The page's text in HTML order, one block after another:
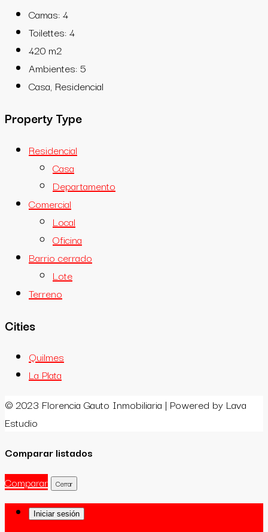
Camas:4
Toilettes:4
420 m2
Ambientes:5
Casa, Residencial
Property Type
Residencial
Casa
Departamento
Comercial
Local
Oficina
Barrio cerrado
Lote
Terreno
Cities
Quilmes
La Plata
© 2023 Florencia Gauto Inmobiliaria | Powered by Lava
Estudio
Comparar listados
Comparar
Cerrar
Iniciar sesión